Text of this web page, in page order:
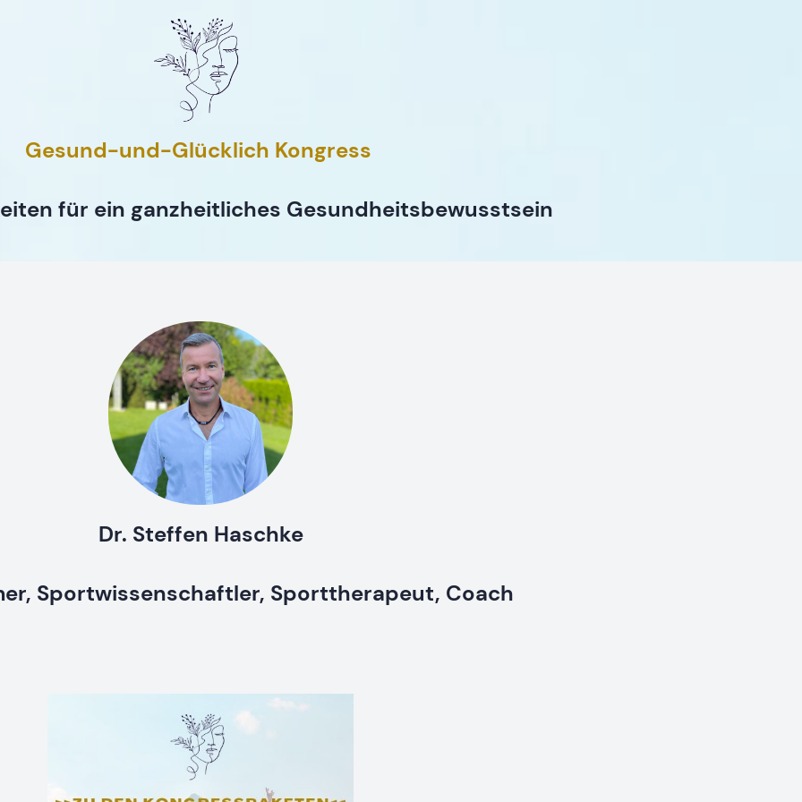
Gesund-und-Glücklich Kongress
für ein ganzheitliches Gesundheitsbewusstsein
Dr. Steffen Haschke
Sportwissenschaftler, Sporttherapeut, Coach